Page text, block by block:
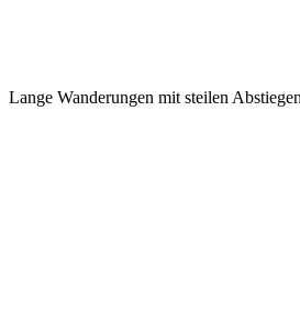
Lange Wanderungen mit steilen